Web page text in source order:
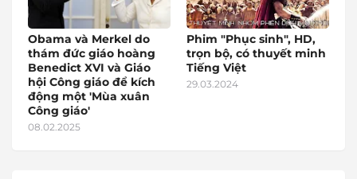
Obama và Merkel do
thám đức giáo hoàng
Benedict XVI và Giáo
hội Công giáo để kích
động một 'Mùa xuân
Công giáo'
08.02.2025
Phim "Phục sinh", HD,
trọn bộ, có thuyết minh
Tiếng Việt
29.03.2024